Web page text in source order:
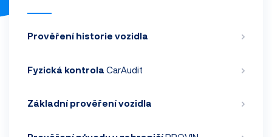
Prověření historie vozidla
Fyzická kontrola CarAudit
Základní prověření vozidla